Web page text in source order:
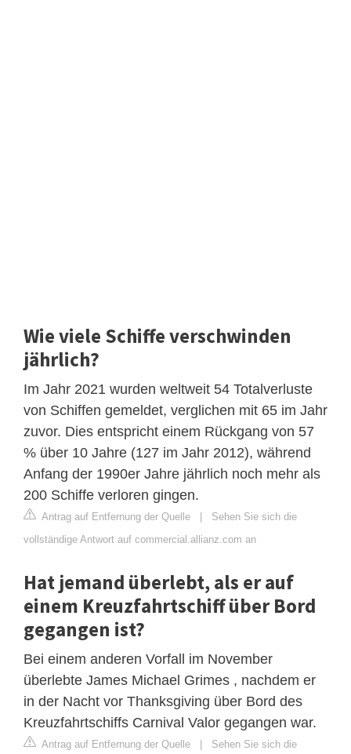
Wie viele Schiffe verschwinden
jährlich?
Im Jahr 2021 wurden weltweit 54 Totalverluste
von Schiffen gemeldet, verglichen mit 65 im Jahr
zuvor. Dies entspricht einem Rückgang von 57
% über 10 Jahre (127 im Jahr 2012), während
Anfang der 1990er Jahre jährlich noch mehr als
200 Schiffe verloren gingen.
Antrag auf Entfernung der Quelle | Sehen Sie sich die
vollständige Antwort auf commercial.allianz.com an
Hat jemand überlebt, als er auf
einem Kreuzfahrtschiff über Bord
gegangen ist?
Bei einem anderen Vorfall im November
überlebte James Michael Grimes , nachdem er
in der Nacht vor Thanksgiving über Bord des
Kreuzfahrtschiffs Carnival Valor gegangen war.
Antrag auf Entfernung der Quelle | Sehen Sie sich die